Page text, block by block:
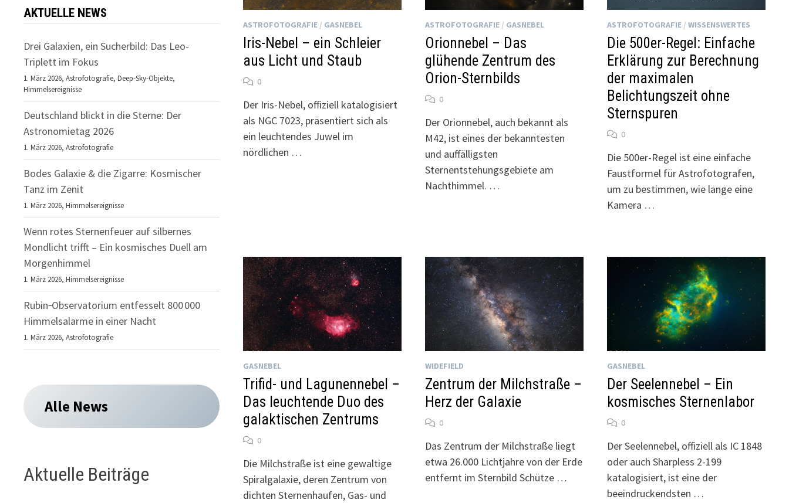
ASTROFOTOGRAFIE / GASNEBEL
Iris-Nebel – ein Schleier
aus Licht und Staub
0
Der Iris-Nebel, offiziell katalogisiert
als NGC 7023, präsentiert sich als
ein leuchtendes Juwel im
nördlichen …
ASTROFOTOGRAFIE/ GASNEBEL
Orionnebel – Das
glühende Zentrum des
Orion-Sternbilds
0
Der Orionnebel, auch bekannt als
M42, ist eines der bekanntesten
und auffälligsten
Sternentstehungsgebiete am
Nachthimmel. …
ASTROFOTOGRAFIE/ WISSENSWERTES
Die 500er-Regel: Einfache
Erklärung zur Berechnung
der maximalen
Belichtungszeit ohne
Sternspuren
0
Die 500er-Regel ist eine einfache
Faustformel für Astrofotografen,
um zu bestimmen, wie lange eine
Kamera …
GASNEBEL
Trifid- und Lagunennebel –
Das leuchtende Duo des
galaktischen Zentrums
0
Die Milchstraße ist eine gewaltige
Spiralgalaxie, deren Zentrum von
dichten Sternenhaufen, Gas- und
WIDEFIELD
Zentrum der Milchstraße –
Herz der Galaxie
0
Das Zentrum der Milchstraße liegt
etwa 26.000 Lichtjahre von der Erde
entfernt im Sternbild Schütze …
GASNEBEL
Der Seelennebel – Ein
kosmisches Sternenlabor
0
Der Seelennebel, offiziell als IC 1848
oder auch Sharpless 2-199
katalogisiert, ist eine der
beeindruckendsten …
AKTUELLE NEWS
Drei Galaxien, ein Sucherbild: Das Leo-
Triplett im Fokus
1. März 2026,Astrofotografie,Deep-Sky-Objekte,
Himmelsereignisse
Deutschland blickt in die Sterne: Der
Astronomietag 2026
1. März 2026,Astrofotografie
Bodes Galaxie & die Zigarre: Kosmischer
Tanz im Zenit
1. März 2026,Himmelsereignisse
Wenn rotes Sternenfeuer auf silbernes
Mondlicht trifft – Ein kosmisches Duell am
Morgenhimmel
1. März 2026,Himmelsereignisse
Rubin‑Observatorium entfesselt 800 000
Himmelsalarme in einer Nacht
1. März 2026,Astrofotografie
Alle News
Aktuelle Beiträge